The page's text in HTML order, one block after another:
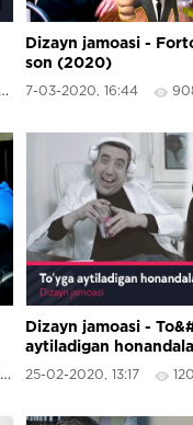
Dizayn jamoasi -
son (2020)
7-03-2020, 16:44
Dizayn jamoasi -
aytiladigan
ro&#39;yhati 2020
25-02-2020, 13:17